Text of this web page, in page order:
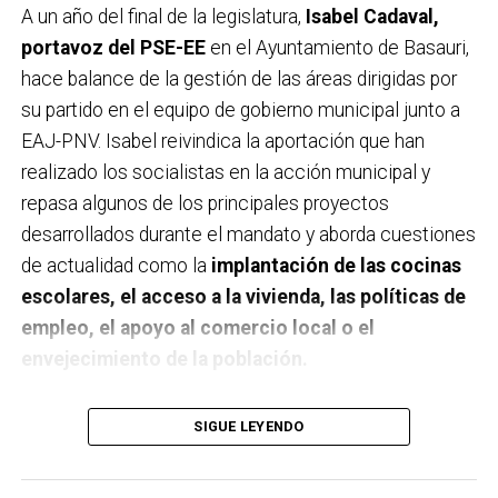
A un año del final de la legislatura, Isabel Cadaval,
portavoz del PSE-EEen el Ayuntamiento de Basauri,
hace balance de la gestión de las áreas dirigidas por
su partido en el equipo de gobierno municipal junto a
EAJ-PNV. Isabel reivindica la aportación que han
realizado los socialistas en la acción municipal y
repasa algunos de los principales proyectos
desarrollados durante el mandato y aborda cuestiones
de actualidad como la implantación de las cocinas
escolares, el acceso a la vivienda, las políticas de
empleo, el apoyo al comercio local o el
envejecimiento de la población.
A un año de acabar la legislatura, ¿qué balance
haces de la gestión del PSE en tus áreas dentro
del equipo de gobierno y qué proyectos
SIGUE LEYENDO